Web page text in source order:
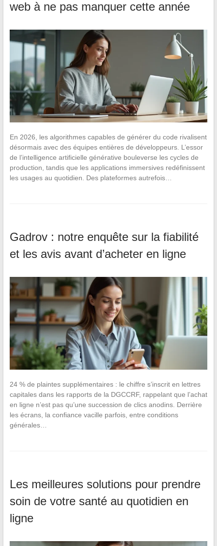
web à ne pas manquer cette année
En 2026, les algorithmes capables de générer du code rivalisent
désormais avec des équipes entières de développeurs. L’essor
de l’intelligence artificielle générative bouleverse les cycles de
production, tandis que les applications immersives redéfinissent
les usages au quotidien. Des plateformes autrefois…
Gadrov : notre enquête sur la fiabilité
et les avis avant d’acheter en ligne
24 % de plaintes supplémentaires : le chiffre s’inscrit en lettres
capitales dans les rapports de la DGCCRF, rappelant que l’achat
en ligne n’est pas qu’une succession de clics anodins. Derrière
les écrans, la confiance vacille parfois, entre conditions
générales…
Les meilleures solutions pour prendre
soin de votre santé au quotidien en
ligne